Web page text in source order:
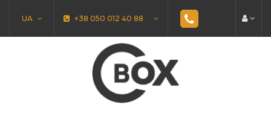
UA +38 050 012 40 88